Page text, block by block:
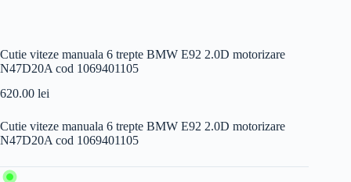
Cutie viteze manuala 6 trepte BMW E92 2.0D motorizare
N47D20A cod 1069401105
620.00 lei
Cutie viteze manuala 6 trepte BMW E92 2.0D motorizare
N47D20A cod 1069401105